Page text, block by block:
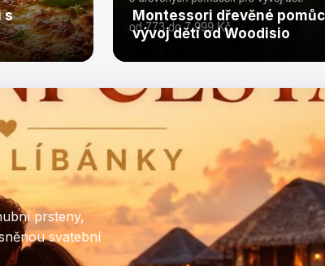
s
Montessori dřevěné
vývoj dětí od Woodisio
prsteny,
svatební